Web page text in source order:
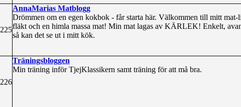
225
AnnaMarias Matblogg
Drömmen om en egen kokbok - får starta här. Välkommen till mitt
fläkt och en himla massa mat! Min mat lagas av KÄRLEK! Enkelt,
så kan det se ut i mitt kök.
226
Träningsbloggen
Min träning inför TjejKlassikern samt träning för att må bra.